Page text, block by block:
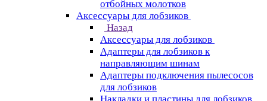
отбойных молотков
Аксессуары для лобзиков
Назад
Аксессуары для лобзиков
Адаптеры для лобзиков к
направляющим шинам
Адаптеры подключения пылесосов
для лобзиков